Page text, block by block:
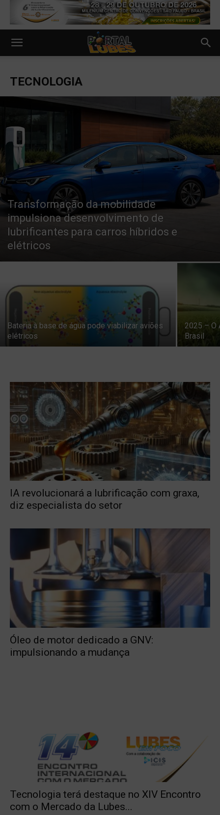
TECNOLOGIA
Transformação da mobilidade
impulsiona desenvolvimento de
lubrificantes para carros híbridos e
elétricos
Bateria à base de água pode viabilizar aviões
elétricos
2025 – O
Brasil
IA revolucionará a lubrificação com graxa,
diz especialista do setor
Óleo de motor dedicado a GNV:
impulsionando a mudança
Tecnologia terá destaque no XIV Encontro
com o Mercado da Lubes...